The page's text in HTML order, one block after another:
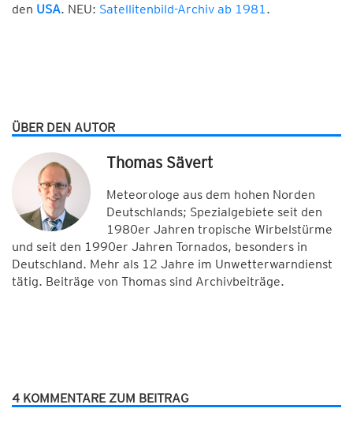
den USA. NEU: Satellitenbild-Archiv ab 1981 .
ÜBER DEN AUTOR
Thomas Sävert
Meteorologe aus dem hohen Norden
Deutschlands; Spezialgebiete seit den
1980er Jahren tropische Wirbelstürme
und seit den 1990er Jahren Tornados, besonders in
Deutschland. Mehr als 12 Jahre im Unwetterwarndienst
tätig. Beiträge von Thomas sind Archivbeiträge.
4 KOMMENTARE ZUM BEITRAG